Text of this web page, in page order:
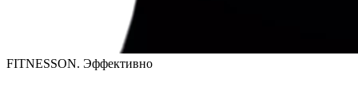
FITNESSON. Эффективно